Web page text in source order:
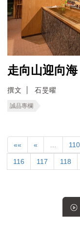
走向山迎向海
撰文 石旻曜
誠品專欄
«« « 110
116 117 118